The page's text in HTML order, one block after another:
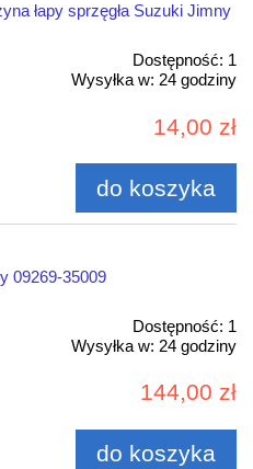
łapy sprzęgła Suzuki Jimny
Dostępność: 1
Wysyłka w: 24 godziny
14,00 zł
do koszyka
09269-35009
Dostępność: 1
Wysyłka w: 24 godziny
144,00 zł
do koszyka